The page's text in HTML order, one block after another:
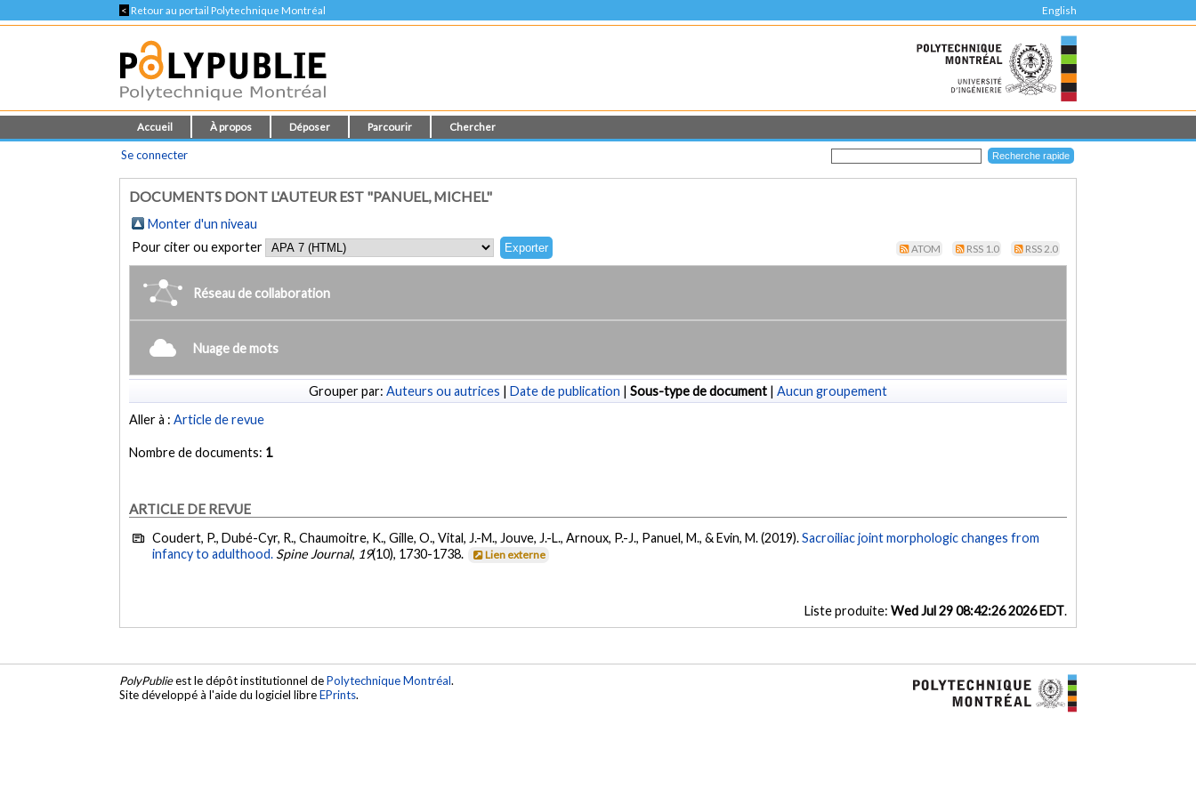
< Retour au portail Polytechnique Montréal English
Accueil À propos Déposer Parcourir Chercher
Se connecter
DOCUMENTS DONT L'AUTEUR EST "PANUEL, MICHEL"
Monter d'un niveau
Pour citer ou exporter
ATOM RSS 1.0 RSS 2.0
Réseau de collaboration
Nuage de mots
Grouper par: Auteurs ou autrices | Date de publication | Sous-type de document | Aucun groupement
Aller à :Article de revue
Nombre de documents: 1
ARTICLE DE REVUE
Coudert, P., Dubé-Cyr, R., Chaumoitre, K., Gille, O., Vital, J.-M., Jouve, J.-L., Arnoux, P.-J., Panuel, M., & Evin, M. (2019).Sacroiliac joint morphologic changes from
infancy to adulthood. Spine Journal, 19(10), 1730-1738. Lien externe
Liste produite: Wed Jul 29 08:42:26 2026 EDT.
PolyPublieest le dépôt institutionnel dePolytechnique Montréal.
Site développé à l'aide du logiciel libreEPrints.